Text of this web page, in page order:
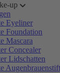
up
Eyeliner
Foundation
Mascara
Concealer
Lidschatten